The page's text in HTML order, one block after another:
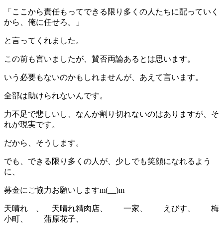
「ここから責任もってできる限り多くの人たちに配っていく
から、俺に任せろ。」
と言ってくれました。
この前も言いましたが、賛否両論あるとは思います。
いう必要もないのかもしれませんが、あえて言います。
全部は助けられないんです。
力不足で悲しいし、なんか割り切れないのはありますが、そ
れが現実です。
だから、そうします。
でも、できる限り多くの人が、少しでも笑顔になれるよう
に、
募金にご協力お願いしますm(__)m
天晴れ 、 天晴れ精肉店、 一家、 えびす、 梅
小町、 蒲原花子、